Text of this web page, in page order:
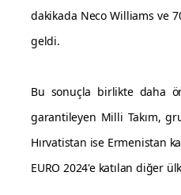
dakikada Neco Williams ve
geldi.
Bu sonuçla birlikte daha
garantileyen Milli Takım,
Hırvatistan ise Ermenistan
EURO 2024'e katılan diğer